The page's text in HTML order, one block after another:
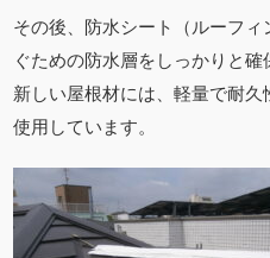
その後、防水シート（ルーフ
ぐための防水層をしっかりと確
新しい屋根材には、軽量で耐
使用しています。